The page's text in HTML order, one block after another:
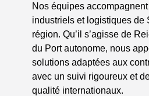
Nos équipes
industriels et logistiques de
région. Qu’il s’agisse de
du Port autonome, nous
solutions adaptées aux
avec un suivi rigoureux et
qualité internationaux.